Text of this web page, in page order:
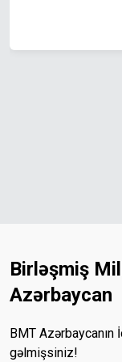
Birləşmiş
Azərbaycan
BMT Azərbaycanın
gəlmişsiniz!